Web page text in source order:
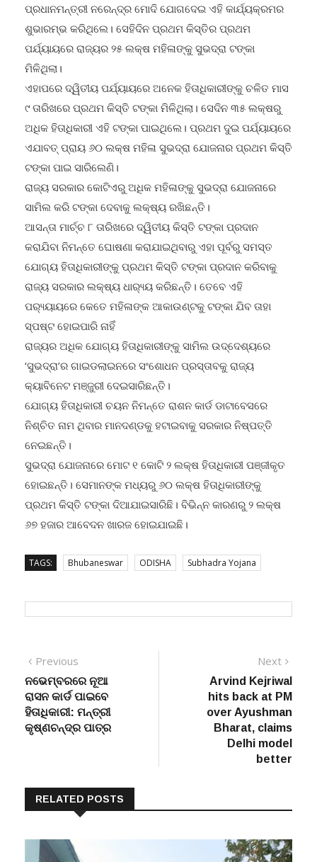
ପ୍ରଧାନମନ୍ତ୍ରୀ ନରେନ୍ଦ୍ର ମୋଦି ଯୋଗଦେଇ ଏହି କାର୍ଯ୍ୟକ୍ରମର
ଶୁଭାରମ୍ଭ କରିଥିଲେ। ସେହିଦିନ ପ୍ରଥମ କିସ୍ତିର ପ୍ରଥମ
ପର୍ଯ୍ୟାୟରେ ରାଜ୍ୟର ୨୫ ଲକ୍ଷ ମହିଳାଙ୍କୁ ସୁଭଦ୍ରା ଟଙ୍କା
ମିଳିଥିଲା।
ଏହାପରେ ଦ୍ୱିତୀୟ ପର୍ଯ୍ୟାୟରେ ଅନେକ ହିତାଧିକାରୀଙ୍କୁ ଚଳିତ ମାସ
୯ ତାରିଖରେ ପ୍ରଥମ କିସ୍ତି ଟଙ୍କା ମିଳିଥିଲା। ସେଦିନ ୩୫ ଲକ୍ଷରୁ
ଅଧିକ ହିତାଧିକାରୀ ଏହି ଟଙ୍କା ପାଇଥିଲେ। ପ୍ରଥମ ଦୁଇ ପର୍ଯ୍ୟାୟରେ
ଏଯାବତ୍ ପ୍ରାୟ ୬୦ ଲକ୍ଷ ମହିଳା ସୁଭଦ୍ରା ଯୋଜନାର ପ୍ରଥମ କିସ୍ତି
ଟଙ୍କା ପାଇ ସାରିଲେଣି।
ରାଜ୍ୟ ସରକାର କୋଟିଏରୁ ଅଧିକ ମହିଳାଙ୍କୁ ସୁଭଦ୍ରା ଯୋଜନାରେ
ସାମିଲ କରି ଟଙ୍କା ଦେବାକୁ ଲକ୍ଷ୍ୟ ରଖିଛନ୍ତି।
ଆସନ୍ତା ମାର୍ଚ୍ଚ ୮ ତାରିଖରେ ଦ୍ୱିତୀୟ କିସ୍ତି ଟଙ୍କା ପ୍ରଦାନ
କରାଯିବା ନିମନ୍ତେ ଘୋଷଣା କରାଯାଇଥିବାରୁ ଏହା ପୂର୍ବରୁ ସମସ୍ତ
ଯୋଗ୍ୟ ହିତାଧିକାରୀଙ୍କୁ ପ୍ରଥମ କିସ୍ତି ଟଙ୍କା ପ୍ରଦାନ କରିବାକୁ
ରାଜ୍ୟ ସରକାର ଲକ୍ଷ୍ୟ ଧାର‌୍ୟ୍ୟ କରିଛନ୍ତି। ତେବେ ଏହି
ପର‌୍ୟ୍ୟାୟରେ କେତେ ମହିଳାଙ୍କ ଆକାଉଣ୍ଟକୁ ଟଙ୍କା ଯିବ ତାହା
ସ୍ପଷ୍ଟ ହୋଇପାରି ନାହିଁ
ରାଜ୍ୟର ଅଧିକ ଯୋଗ୍ୟ ହିତାଧିକାରୀଙ୍କୁ ସାମିଲ ଉଦ୍ଦେଶ୍ୟରେ
‘ସୁଭଦ୍ରା’ର ଗାଇଡଲାଇନରେ ସଂଶୋଧନ ପ୍ରସ୍ତାବକୁ ରାଜ୍ୟ
କ୍ୟାବିନେଟ ମଞ୍ଜୁରୀ ଦେଇସାରିଛନ୍ତି।
ଯୋଗ୍ୟ ହିତାଧିକାରୀ ଚୟନ ନିମନ୍ତେ ରାଶନ କାର୍ଡ ଡାଟାବେସରେ
ନିଶ୍ଚିତ ନାମ ଥିବାର ମାନଦଣ୍ଡକୁ ହଟାଇବାକୁ ସରକାର ନିଷ୍ପତ୍ତି
ନେଇଛନ୍ତି।
ସୁଭଦ୍ରା ଯୋଜନାରେ ମୋଟ ୧ କୋଟି ୨ ଲକ୍ଷ ହିତାଧିକାରୀ ପଞ୍ଜୀକୃତ
ହୋଇଛନ୍ତି। ସେମାନଙ୍କ ମଧ୍ୟରୁ ୬୦ ଲକ୍ଷ ହିତାଧିକାରୀଙ୍କୁ
ପ୍ରଥମ କିସ୍ତି ଟଙ୍କା ଦିଆଯାଇସାରିଛି। ବିଭିନ୍ନ କାରଣରୁ ୨ ଲକ୍ଷ
୬୭ ହଜାର ଆବେଦନ ଖାରଜ ହୋଇଯାଇଛି।
TAGS: Bhubaneswar ODISHA Subhadra Yojana
Post
navigation
Previous
post:
ନଭେମ୍ବରରେ ନୂଆ
ରାସନ କାର୍ଡ ପାଇବେ
ହିତାଧିକାରୀ: ମନ୍ତ୍ରୀ
କୃଷ୍ଣଚନ୍ଦ୍ର ପାତ୍ର
Next
post:
Arvind Kejriwal
hits back at PM
over Ayushman
Bharat, claims
Delhi model
better
RELATED POSTS